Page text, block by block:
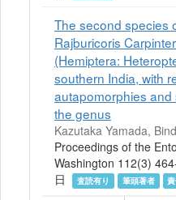
The second species
Rajburicoris
(Hemiptera:
southern India, with
autapomorphies
the genus
Kazutaka Yamada,
Proceedings of the
Washington 112(3)
日
査読有り 筆頭著者